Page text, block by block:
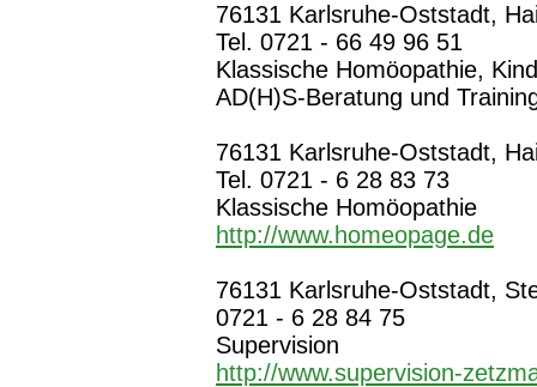
76131 Karlsruhe-Oststadt,
Tel. 0721 - 66 49 96 51
Klassische Homöopathie,
AD(H)S-Beratung und
76131 Karlsruhe-Oststadt,
Tel. 0721 - 6 28 83 73
Klassische Homöopathie
http://www.homeopage.de
76131 Karlsruhe-Oststadt,
0721 - 6 28 84 75
Supervision
http://www.supervision-